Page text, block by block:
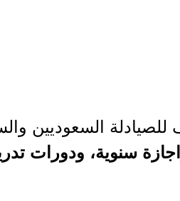
السعوديين
سنوية، ودورات